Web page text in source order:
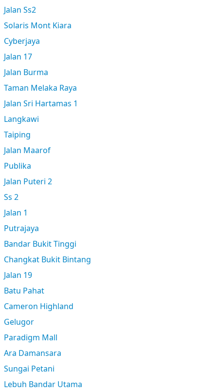
Jalan Ss2
Solaris Mont Kiara
Cyberjaya
Jalan 17
Jalan Burma
Taman Melaka Raya
Jalan Sri Hartamas 1
Langkawi
Taiping
Jalan Maarof
Publika
Jalan Puteri 2
Ss 2
Jalan 1
Putrajaya
Bandar Bukit Tinggi
Changkat Bukit Bintang
Jalan 19
Batu Pahat
Cameron Highland
Gelugor
Paradigm Mall
Ara Damansara
Sungai Petani
Lebuh Bandar Utama